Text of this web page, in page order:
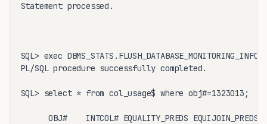
Statement processed.
SQL> exec DBMS_STATS.FLUSH_DATABASE_MONITORING_INFO;
PL/SQL procedure successfully completed.
SQL> select * from col_usage$ where obj#=1323013;
OBJ#    INTCOL# EQUALITY_PREDS EQUIJOIN_PREDS